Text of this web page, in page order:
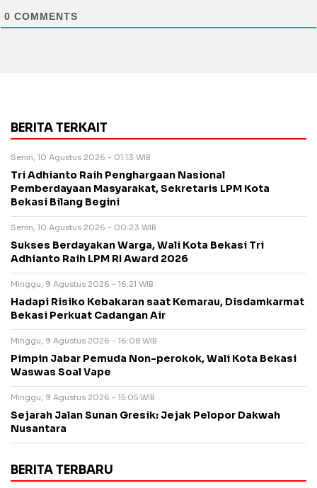
0 COMMENTS
BERITA TERKAIT
Senin, 10 Agustus 2026 - 01:13 WIB
Tri Adhianto Raih Penghargaan Nasional
Pemberdayaan Masyarakat, Sekretaris LPM Kota
Bekasi Bilang Begini
Senin, 10 Agustus 2026 - 00:23 WIB
Sukses Berdayakan Warga, Wali Kota Bekasi Tri
Adhianto Raih LPM RI Award 2026
Minggu, 9 Agustus 2026 - 16:21 WIB
Hadapi Risiko Kebakaran saat Kemarau, Disdamkarmat
Bekasi Perkuat Cadangan Air
Minggu, 9 Agustus 2026 - 16:08 WIB
Pimpin Jabar Pemuda Non-perokok, Wali Kota Bekasi
Waswas Soal Vape
Minggu, 9 Agustus 2026 - 15:05 WIB
Sejarah Jalan Sunan Gresik: Jejak Pelopor Dakwah
Nusantara
BERITA TERBARU